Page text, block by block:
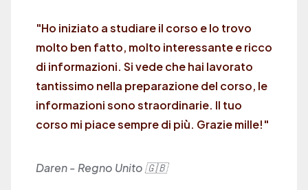
"Ho iniziato a studiare il corso e lo trovo
molto ben fatto, molto interessante e ricco
di informazioni. Si vede che hai lavorato
tantissimo nella preparazione del corso, le
informazioni sono straordinarie. Il tuo
corso mi piace sempre di più. Grazie mille!"
Daren - Regno Unito 🇬🇧